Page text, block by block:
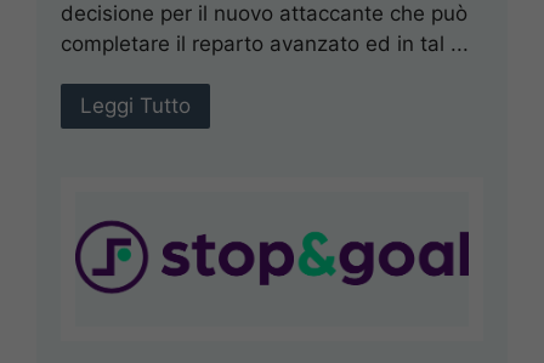
decisione per il nuovo attaccante che può
completare il reparto avanzato ed in tal ...
Leggi Tutto